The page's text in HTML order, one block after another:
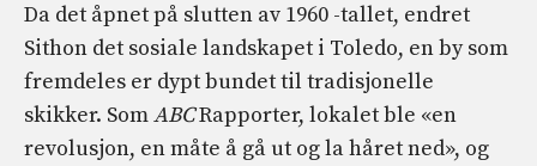
Da det åpnet på slutten av 1960 -tallet, endret
Sithon det sosiale landskapet i Toledo, en by som
fremdeles er dypt bundet til tradisjonelle
skikker. SomABCRapporter, lokalet ble «en
revolusjon, en måte å gå ut og la håret ned», og